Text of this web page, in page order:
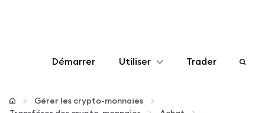
Démarrer Utiliser
Configurer
Trader
Gérer les crypto-monnaies